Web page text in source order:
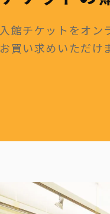
入館チケットをオン
お買い求めいただけ